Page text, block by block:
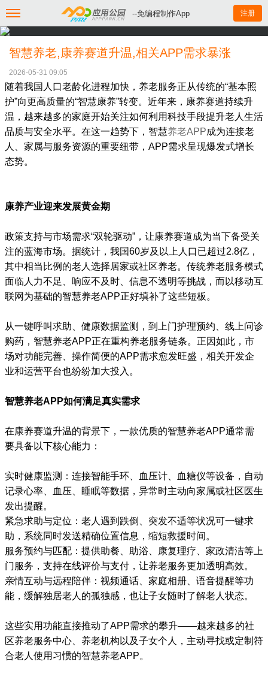
--免编程制作App 注册
智慧养老,康养赛道升温,相关APP需求暴涨
2026-05-31 09:05
随着我国人口老龄化进程加快，养老服务正从传统的“基本照
护”向更高质量的“智慧康养”转变。近年来，康养赛道持续升
温，越来越多的家庭开始关注如何利用科技手段提升老人生活
品质与安全水平。在这一趋势下，智慧养老APP成为连接老
人、家属与服务资源的重要纽带，APP需求呈现爆发式增长
态势。
康养产业迎来发展黄金期
政策支持与市场需求“双轮驱动”，让康养赛道成为当下备受关
注的蓝海市场。据统计，我国60岁及以上人口已超过2.8亿，
其中相当比例的老人选择居家或社区养老。传统养老服务模式
面临人力不足、响应不及时、信息不透明等挑战，而以移动互
联网为基础的智慧养老APP正好填补了这些短板。
从一键呼叫求助、健康数据监测，到上门护理预约、线上问诊
购药，智慧养老APP正在重构养老服务链条。正因如此，市
场对功能完善、操作简便的APP需求愈发旺盛，相关开发企
业和运营平台也纷纷加大投入。
智慧养老APP如何满足真实需求
在康养赛道升温的背景下，一款优质的智慧养老APP通常需
要具备以下核心能力：
实时健康监测：连接智能手环、血压计、血糖仪等设备，自动
记录心率、血压、睡眠等数据，异常时主动向家属或社区医生
发出提醒。
紧急求助与定位：老人遇到跌倒、突发不适等状况可一键求
助，系统同时发送精确位置信息，缩短救援时间。
服务预约与匹配：提供助餐、助浴、康复理疗、家政清洁等上
门服务，支持在线评价与支付，让养老服务更加透明高效。
亲情互动与远程陪伴：视频通话、家庭相册、语音提醒等功
能，缓解独居老人的孤独感，也让子女随时了解老人状态。
这些实用功能直接推动了APP需求的攀升——越来越多的社
区养老服务中心、养老机构以及子女个人，主动寻找或定制符
合老人使用习惯的智慧养老APP。